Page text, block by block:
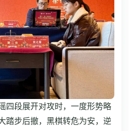
四段展开对攻时，一度形势略
踏步后撤，黑棋转危为安，逆